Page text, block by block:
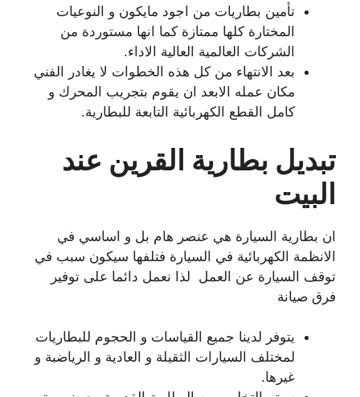
تأمين بطاريات من اجود مايكون و النوعيات
المختارة كلها ممتازة كما انها مستوردة من
الشركات العالمية العالية الاداء.
بعد الانتهاء من كل هذه الخطوات لا يغادر الفني
مكان عمله الابعد ان يقوم بتجريب المحرك و
كامل القطع الكهربائية التابعة للبطارية.
تبديل بطارية القرين عند
البيت
ان بطارية السيارة هي عنصر هام بل و اساسي في
الانظمة الكهربائية في السيارة فتلفها سيكون سبب في
توقف السيارة عن العمل لذا نعمل دائما على توفير
فرق صيانة
يتوفر لدينا جميع القياسات و الحجوم للبطاريات
لمختلف السيارات الثقيلة و العادية و الرياضبة و
غيرها.